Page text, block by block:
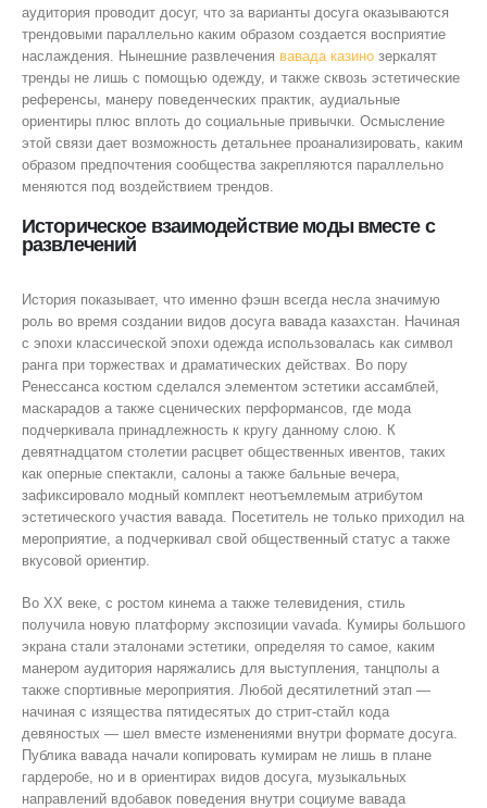
аудитория проводит досуг, что за варианты досуга оказываются
трендовыми параллельно каким образом создается восприятие
наслаждения. Нынешние развлечения вавада казино зеркалят
тренды не лишь с помощью одежду, и также сквозь эстетические
референсы, манеру поведенческих практик, аудиальные
ориентиры плюс вплоть до социальные привычки. Осмысление
этой связи дает возможность детальнее проанализировать, каким
образом предпочтения сообщества закрепляются параллельно
меняются под воздействием трендов.
Историческое взаимодействие моды вместе с
развлечений
История показывает, что именно фэшн всегда несла значимую
роль во время создании видов досуга вавада казахстан. Начиная
с эпохи классической эпохи одежда использовалась как символ
ранга при торжествах и драматических действах. Во пору
Ренессанса костюм сделался элементом эстетики ассамблей,
маскарадов а также сценических перформансов, где мода
подчеркивала принадлежность к кругу данному слою. К
девятнадцатом столетии расцвет общественных ивентов, таких
как оперные спектакли, салоны а также бальные вечера,
зафиксировало модный комплект неотъемлемым атрибутом
эстетического участия вавада. Посетитель не только приходил на
мероприятие, а подчеркивал свой общественный статус а также
вкусовой ориентир.
Во XX веке, с ростом кинема а также телевидения, стиль
получила новую платформу экспозиции vavada. Кумиры большого
экрана стали эталонами эстетики, определяя то самое, каким
манером аудитория наряжались для выступления, танцполы а
также спортивные мероприятия. Любой десятилетний этап —
начиная с изящества пятидесятых до стрит-стайл кода
девяностых — шел вместе изменениями внутри формате досуга.
Публика вавада начали копировать кумирам не лишь в плане
гардеробе, но и в ориентирах видов досуга, музыкальных
направлений вдобавок поведения внутри социуме вавада